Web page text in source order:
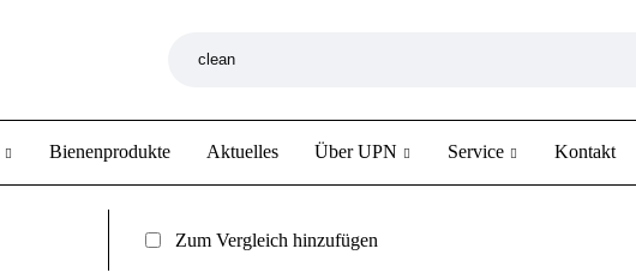
Bienenprodukte Aktuelles Über UPN Service Kontakt
Zum Vergleich hinzufügen